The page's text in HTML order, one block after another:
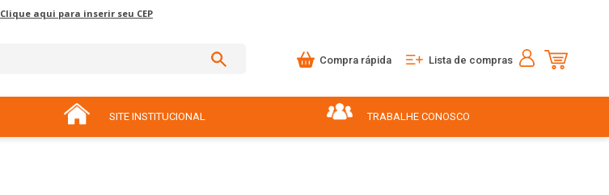
Clique aqui para inserir seu CEP
Compra rápida Lista de compras
SITE INSTITUCIONAL TRABALHE CONOSCO